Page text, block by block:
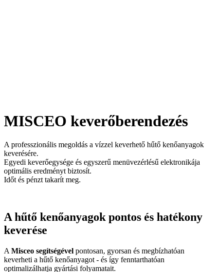
MISCEO keverőberendezés
A professzionális megoldás a vízzel keverhető hűtő kenőanyagok
keverésére.
Egyedi keverőegysége és egyszerű menüvezérlésű elektronikája
optimális eredményt biztosít.
Időt és pénzt takarít meg.
A hűtő kenőanyagok pontos és hatékony
keverése
A Misceo segítségével pontosan, gyorsan és megbízhatóan
keverheti a hűtő kenőanyagot - és így fenntarthatóan
optimalizálhatja gyártási folyamatait.